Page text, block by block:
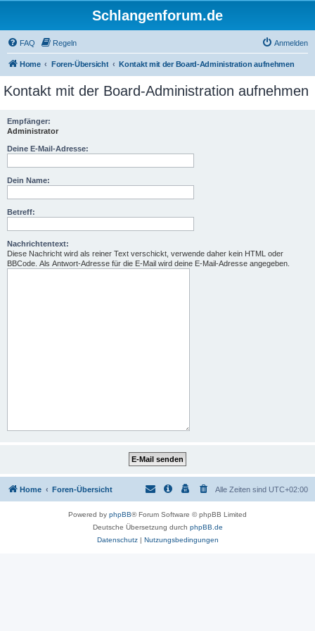
Schlangenforum.de
FAQ Regeln Anmelden
Home Foren-Übersicht Kontakt mit der Board-Administration aufnehmen
Kontakt mit der Board-Administration aufnehmen
Empfänger:
Administrator
Deine E-Mail-Adresse:
Dein Name:
Betreff:
Nachrichtentext:
Diese Nachricht wird als reiner Text verschickt, verwende daher kein HTML oder
BBCode. Als Antwort-Adresse für die E-Mail wird deine E-Mail-Adresse angegeben.
Home Foren-Übersicht Alle Zeiten sind UTC+02:00
Powered by phpBB® Forum Software © phpBB Limited
Deutsche Übersetzung durch phpBB.de
Datenschutz| Nutzungsbedingungen